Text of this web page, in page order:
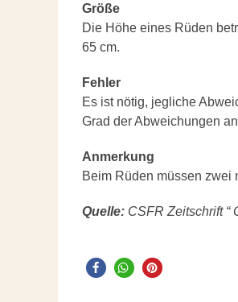
Größe
Die Höhe eines Rüden
65 cm.
Fehler
Es ist nötig, jegliche
Grad der Abweichungen
Anmerkung
Beim Rüden müssen zwei
Quelle: CSFR Zeitschrift “